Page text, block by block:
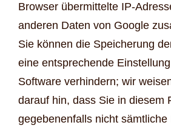
Browser übermittelte IP-
anderen Daten von Google
Sie können die Speicherung
eine entsprechende
Software verhindern; wir
darauf hin, dass Sie in diesem
gegebenenfalls nicht sämtliche